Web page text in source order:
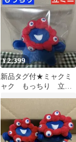
¥2,399
新品タグ付★ミャクミ
ャク もっちり 立ミ
ぬいぐるみマスコット